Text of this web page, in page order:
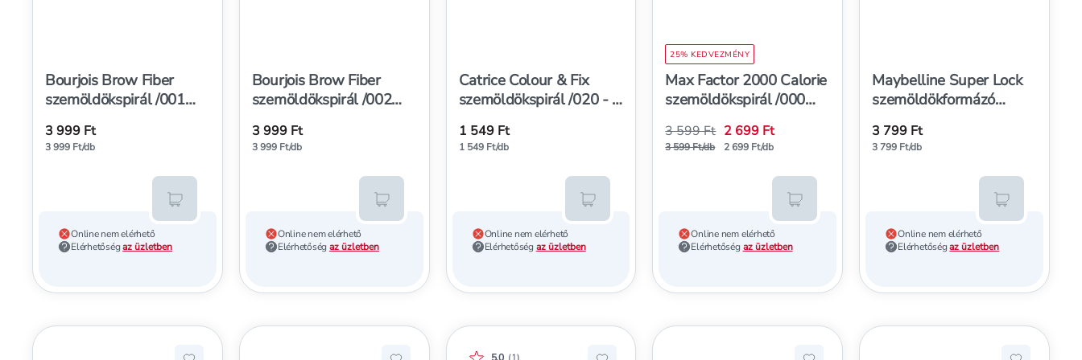
Bourjois Brow Fiber
szemöldökspirál /001
3 999 Ft
3 999 Ft/db
Online nem elérhető
Elérhetőségaz üzletben
Kosárba teszem
Bourjois Brow Fiber
szemöldökspirál /002
3 999 Ft
3 999 Ft/db
Online nem elérhető
Elérhetőség az üzletben
Kosárba teszem
Catrice Colour & Fix
szemöldökspirál /020 - 1
1 549 Ft
1 549 Ft/db
Online nem elérhető
Elérhetőség az üzletben
Kosárba teszem
25% KEDVEZMÉNY
Max Factor 2000 Calorie
szemöldökspirál /000
3 599 Ft
helyett
2 699 Ft
3 599 Ft/dbhelyett
2 699 Ft/db
Online nem elérhető
Elérhetőség az üzletben
Kosárba teszem
Maybelline Super Lock
szemöldökformázó
3 799 Ft
3 799 Ft/db
Online nem elérhető
Elérhetőség az üzletben
Kosárba
Értékelés pontszáma: